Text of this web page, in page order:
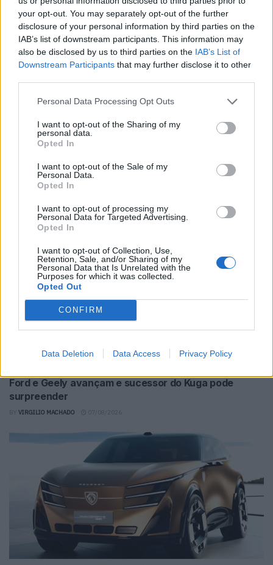
your opt-out. You may separately opt-out of the further
disclosure of your personal information by third parties on the
IAB’s list of downstream participants. This information may
also be disclosed by us to third parties on the IAB’s List of
Downstream Participants that may further disclose it to other
Personal Data Processing Opt Outs
I want to opt-out of the Sharing of my
personal data.
Opted In
I want to opt-out of the Sale of my
Personal Data.
Opted In
I want to opt-out of processing my
Personal Data for Targeted Advertising.
Opted In
I want to opt-out of Collection, Use,
Retention, Sale, and/or Sharing of my
Personal Data that Is Unrelated with the
Purposes for which it was collected.
Opted Out
CONFIRM
Data Deletion Data Access Privacy Policy
Ricardo Carvalho
Futuro BMW iX1 acelera e a Neue Klasse
muda tudo no SUV
VIRGILIO MACHADO 07/08/2026
Ford e Geely avançam e sucessor do Kuga pode
surpreender
VIRGILIO MACHADO